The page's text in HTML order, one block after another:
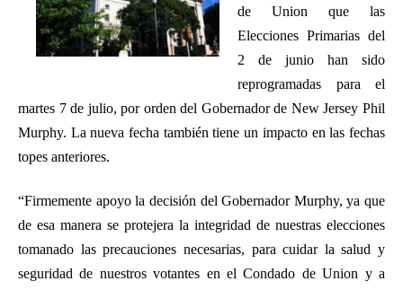
de Union que las
Elecciones Primarias del
2 de junio han sido
reprogramadas para el
martes 7 de julio, por orden del Gobernador de New Jersey Phil
Murphy. La nueva fecha también tiene un impacto en las fechas
topes anteriores.
“Firmemente apoyo la decisión del Gobernador Murphy, ya que
de esa manera se protejera la integridad de nuestras elecciones
tomanado las precauciones necesarias, para cuidar la salud y
seguridad de nuestros votantes en el Condado de Union y a